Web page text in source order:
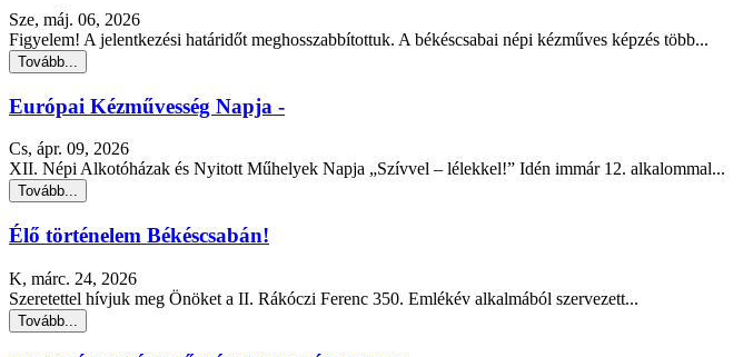
Sze, máj. 06, 2026
Figyelem! A jelentkezési határidőt meghosszabbítottuk. A békéscsabai népi kézműves képzés több...
Tovább...
Európai Kézművesség Napja -
Cs, ápr. 09, 2026
XII. Népi Alkotóházak és Nyitott Műhelyek Napja „Szívvel – lélekkel!” Idén immár 12. alkalommal...
Tovább...
Élő történelem Békéscsabán!
K, márc. 24, 2026
Szeretettel hívjuk meg Önöket a II. Rákóczi Ferenc 350. Emlékév alkalmából szervezett...
Tovább...